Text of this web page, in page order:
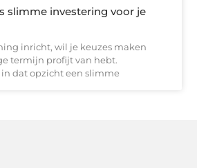
slimme investering voor je
inricht, wil je keuzes maken
termijn profijt van hebt.
dat opzicht een slimme